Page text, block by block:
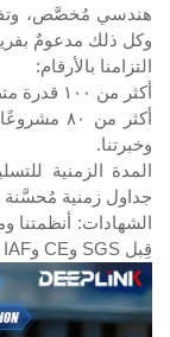
هندسي مُخصَّص، وتفقُّد
وكل ذلك مدعومٌ
التزامنا بالأرقام:
أكثر من ١٠٠ قدرة متطورة للكشف تضمن جودةً لا تُقبل التنازل عنها.
أكثر من
وخبرتنا.
جداول زمنية مُحسَّنة
الشهادات: أنظمتنا
قِبل SGS وCE وIAF وISO وKIK.